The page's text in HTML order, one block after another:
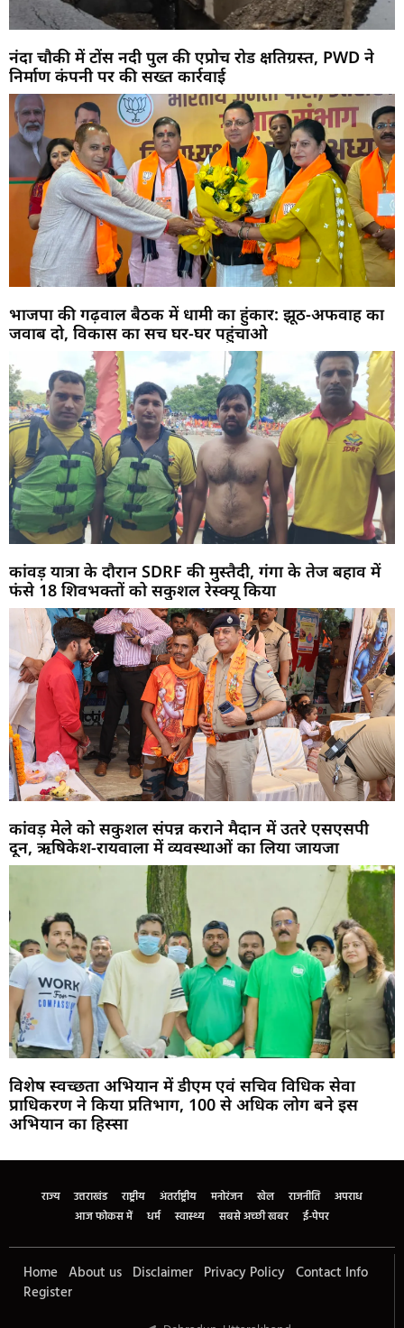
नंदा चौकी में टोंस नदी पुल की एप्रोच रोड क्षतिग्रस्त, PWD ने
निर्माण कंपनी पर की सख्त कार्रवाई
भाजपा की गढ़वाल बैठक में धामी का हुंकार: झूठ-अफवाह का
जवाब दो, विकास का सच घर-घर पहुंचाओ
कांवड़ यात्रा के दौरान SDRF की मुस्तैदी, गंगा के तेज बहाव में
फंसे 18 शिवभक्तों को सकुशल रेस्क्यू किया
कांवड़ मेले को सकुशल संपन्न कराने मैदान में उतरे एसएसपी
दून, ऋषिकेश-रायवाला में व्यवस्थाओं का लिया जायजा
विशेष स्वच्छता अभियान में डीएम एवं सचिव विधिक सेवा
प्राधिकरण ने किया प्रतिभाग, 100 से अधिक लोग बने इस
अभियान का हिस्सा
राज्य उत्तराखंड राष्ट्रीय अंतर्राष्ट्रीय मनोरंजन खेल राजनीति
अपराध
आज फोकस में
धर्म स्वास्थ्य सबसे अच्छी खबर ई-पेपर
Home About us Disclaimer Privacy Policy Contact Info
Register